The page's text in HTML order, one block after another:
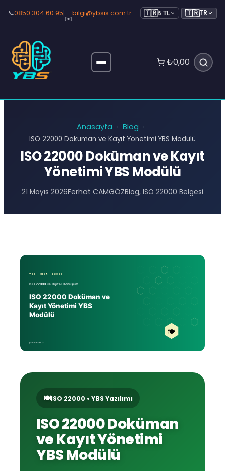
📞0850 304 60 95|
✉️
bilgi@ybsis.com.tr 🇹🇷₺ TL 🇹🇷TR
₺0,00
Anasayfa › Blog ›
ISO 22000 Doküman ve Kayıt Yönetimi YBS Modülü
ISO 22000 Doküman ve Kayıt
Yönetimi YBS Modülü
21 Mayıs 2026Ferhat CAMGÖZBlog, ISO 22000 Belgesi
🍽️ISO 22000 • YBS Yazılımı
ISO 22000 Doküman
ve Kayıt Yönetimi
YBS Modülü